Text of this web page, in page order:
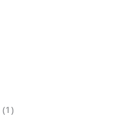
1